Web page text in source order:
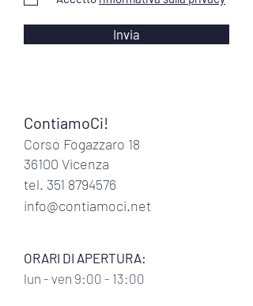
ContiamoCi!
Corso Fogazzaro 18
36100 Vicenza
tel. 351 8794576
info@contiamoci.net
ORARI DI APERTURA:
lun - ven 9:00 - 13:00
Invia